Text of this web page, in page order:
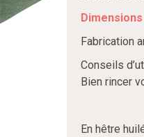
Dimensions
Fabrication
Conseils
Bien rincer
En hêtre